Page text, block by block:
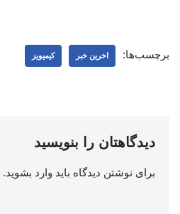
برچسب‌ها: اخرین خبر کیمیویز
دیدگاهتان را بنویسید
برای نوشتن دیدگاه باید وارد بشوید.